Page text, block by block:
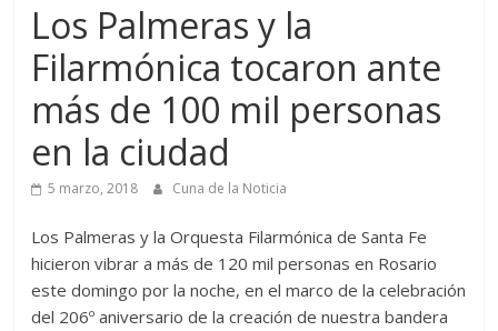
Los Palmeras y la
Filarmónica tocaron ante
más de 100 mil personas
en la ciudad
5 marzo, 2018 Cuna de la Noticia
Los Palmeras y la Orquesta Filarmónica de Santa Fe
hicieron vibrar a más de 120 mil personas en Rosario
este domingo por la noche, en el marco de la celebración
del 206º aniversario de la creación de nuestra bandera